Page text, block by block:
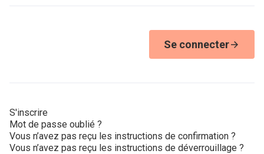
Se connecter
S'inscrire
Mot de passe oublié ?
Vous n’avez pas reçu les instructions de confirmation ?
Vous n’avez pas reçu les instructions de déverrouillage ?